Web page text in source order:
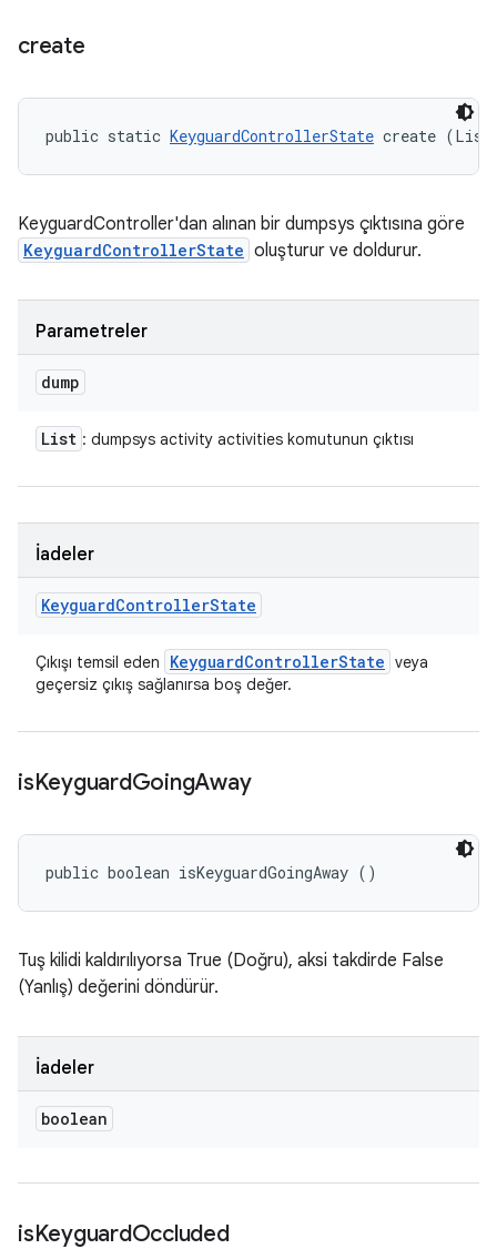
create
public static KeyguardControllerState create
KeyguardController'dan alınan bir dumpsys çıktısına göre
KeyguardControllerState oluşturur ve doldurur.
Parametreler
dump
List : dumpsys activity activities komutunun çıktısı
İadeler
KeyguardControllerState
Çıkışı temsil eden KeyguardControllerState veya
geçersiz çıkış sağlanırsa boş değer.
isKeyguardGoingAway
public boolean isKeyguardGoingAway ()
Tuş kilidi kaldırılıyorsa True (Doğru), aksi takdirde False
(Yanlış) değerini döndürür.
İadeler
boolean
isKeyguardOccluded